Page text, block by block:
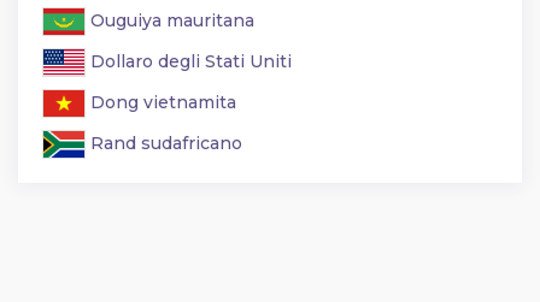
Ouguiya mauritana
Dollaro degli Stati Uniti
Dong vietnamita
Rand sudafricano